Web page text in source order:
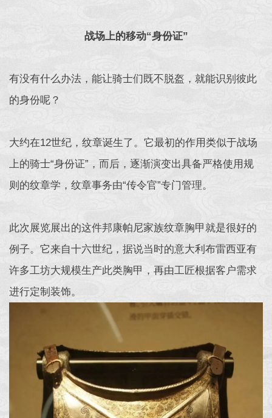
战场上的移动“身份证”
有没有什么办法，能让骑士们既不脱盔，就能识别彼此
的身份呢？
大约在12世纪，纹章诞生了。它最初的作用类似于战场
上的骑士“身份证”，而后，逐渐演变出具备严格使用规
则的纹章学，纹章事务由“传令官”专门管理。
此次展览展出的这件邦康帕尼家族纹章胸甲就是很好的
例子。它来自十六世纪，据说当时的意大利布雷西亚有
许多工坊大规模生产此类胸甲，再由工匠根据客户需求
进行定制装饰。